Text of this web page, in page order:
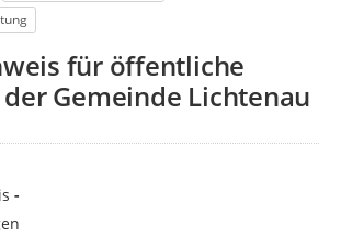
für öffentliche
Gemeinde Lichtenau
-